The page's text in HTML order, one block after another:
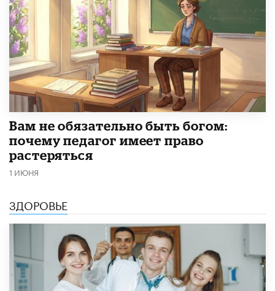
​Вам не обязательно быть богом:
почему педагог имеет право
растеряться
1 ИЮНЯ
ЗДОРОВЬЕ